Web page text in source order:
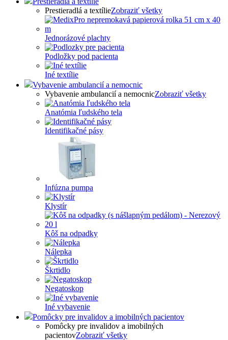
Prestieradlá a textílieZobraziť všetky
Jednorázové plachty
Podložky pod pacienta
Iné textílie
Vybavenie ambulancií a nemocnic
Vybavenie ambulancií a nemocnicZobraziť všetky
Anatómia ľudského tela
Identifikačné pásy
Infúzna pumpa
Klystír
Kôš na odpadky
Nálepka
Škrtidlo
Negatoskop
Iné vybavenie
Pomôcky pre invalidov a imobilných pacientov
Pomôcky pre invalidov a imobilných
pacientovZobraziť všetky